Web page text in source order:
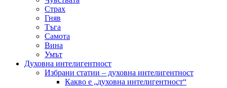
Страх
Гняв
Тъга
Самота
Вина
Умът
Духовна интелигентност
Избрани статии – духовна интелигентност
Какво е „духовна интелигентност“